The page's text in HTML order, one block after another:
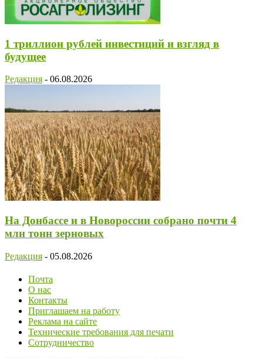
1 триллион рублей инвестиций и взгляд в
будущее
Редакция - 06.08.2026
На Донбассе и в Новороссии собрано почти 4
млн тонн зерновых
Редакция - 05.08.2026
Почта
О нас
Контакты
Приглашаем на работу
Реклама на сайте
Технические требования для печати
Сотрудничество